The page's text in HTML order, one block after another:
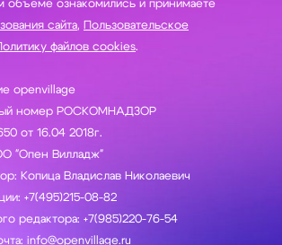
объеме ознакомились и принимаете
сайта,
Пользовательское
Политику файлов cookies.
openvillage
номер РОСКОМНАДЗОР
от 16.04 2018г.
"Опен Вилладж"
Копица Владислав Николаевич
+7(495)215-08-82
редактора: +7(985)220-76-54
info@openvillage.ru